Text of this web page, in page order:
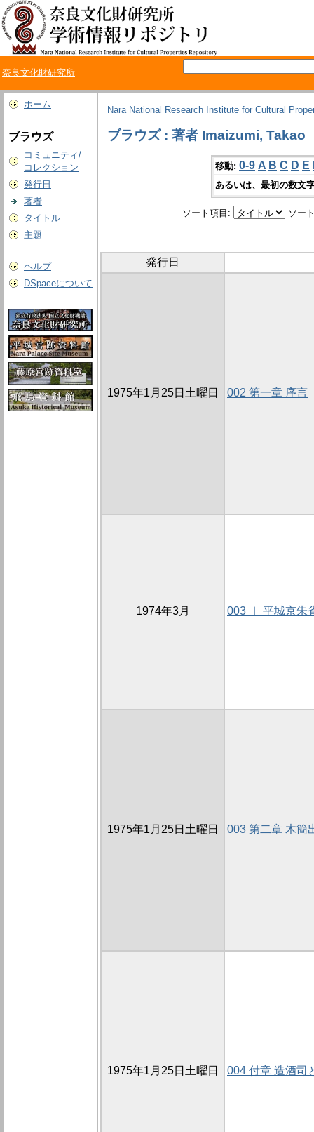
奈良文化財研究所
ホーム
ブラウズ
コミュニティ/
コレクション
発行日
著者
タイトル
主題
ヘルプ
DSpaceについて
Nara National Research Institute for Cultural
ブラウズ : 著者 Imaizumi, Takao
移動: 0-9 A B C D E
あるいは、最初の数文
ソート項目: ソー
発行日
1975年1月25日土曜日 002 第一章 序言
1974年3月 003 Ⅰ 平城京朱
1975年1月25日土曜日 003 第二章 木簡
1975年1月25日土曜日 004 付章 造酒司